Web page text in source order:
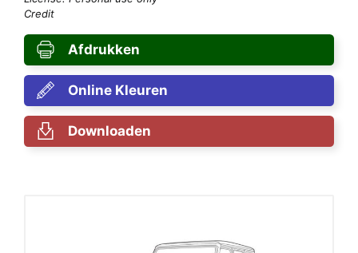
Credit
Afdrukken
Online Kleuren
Downloaden